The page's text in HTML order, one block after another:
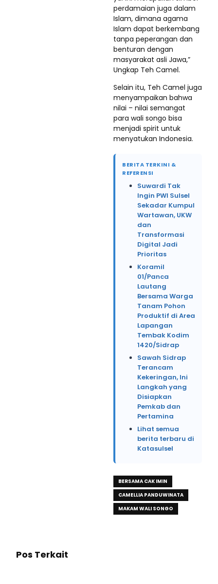
perdamaian juga dalam
Islam, dimana agama
Islam dapat berkembang
tanpa peperangan dan
benturan dengan
masyarakat asli Jawa,”
Ungkap Teh Camel.
Selain itu, Teh Camel juga
menyampaikan bahwa
nilai – nilai semangat
para wali songo bisa
menjadi spirit untuk
menyatukan Indonesia.
BERITA TERKINI &
REFERENSI
Suwardi Tak
Ingin PWI Sulsel
Sekadar Kumpul
Wartawan, UKW
dan
Transformasi
Digital Jadi
Prioritas
Koramil
01/Panca
Lautang
Bersama Warga
Tanam Pohon
Produktif di Area
Lapangan
Tembak Kodim
1420/Sidrap
Sawah Sidrap
Terancam
Kekeringan, Ini
Langkah yang
Disiapkan
Pemkab dan
Pertamina
Lihat semua
berita terbaru di
Katasulsel
BERSAMA CAK IMIN
CAMELLIA PANDUWINATA
MAKAM WALI SONGO
Pos Terkait